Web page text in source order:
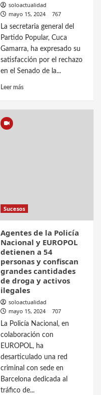
soloactualidad
mayo 15, 2024
767
La secretaria general del
Partido Popular, Cuca
Gamarra, ha expresado su
satisfacción por el rechazo
en el Senado de la...
Leer más
Sucesos
Agentes de la Policía
Nacional y EUROPOL
detienen a 54
personas y confiscan
grandes cantidades
de droga y activos
ilegales
soloactualidad
mayo 15, 2024
707
La Policía Nacional, en
colaboración con
EUROPOL, ha
desarticulado una red
criminal con sede en
Barcelona dedicada al
tráfico de...